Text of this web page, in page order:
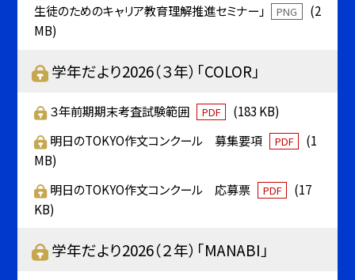
生徒のためのキャリア教育理解推進セミナー」
PNG
(2
MB)
学年だより2026（３年）「COLOR」
３年前期期末考査試験範囲 PDF
(183 KB)
明日のTOKYO作文コンクール 募集要項
PDF
(1
MB)
明日のTOKYO作文コンクール 応募票
PDF
(17
KB)
学年だより2026（２年）「MANABI」